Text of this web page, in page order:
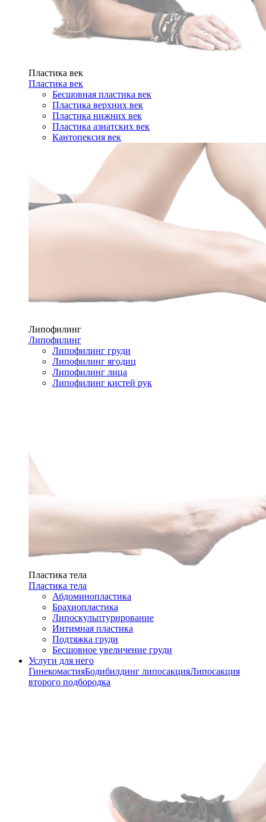
Пластика век
Пластика век
Бесшовная пластика век
Пластика верхних век
Пластика нижних век
Пластика азиатских век
Кантопексия век
Липофилинг
Липофилинг
Липофилинг груди
Липофилинг ягодиц
Липофилинг лица
Липофилинг кистей рук
Пластика тела
Пластика тела
Абдоминопластика
Брахиопластика
Липоскульптурирование
Интимная пластика
Подтяжка груди
Бесшовное увеличение груди
Услуги для него
ГинекомастияБодибилдинг липосакцияЛипосакция
второго подбородка